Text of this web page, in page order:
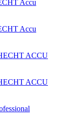
Accu
Accu
ACCU
ACCU